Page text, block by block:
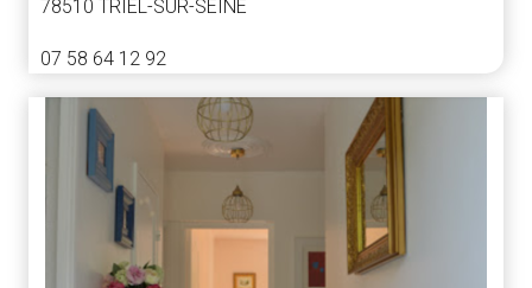
78510 TRIEL-SUR-SEINE
07 58 64 12 92